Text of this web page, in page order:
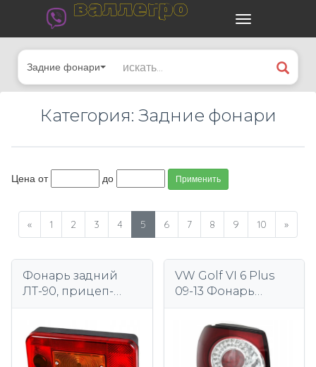
валлегро
Задние фонари
Категория: Задние фонари
Цена от до Применить
« 1 2 3 4 5 6 7 8 9 10 »
Фонарь задний
ЛТ-90, прицеп-
VW Golf VI 6 Plus
09-13 Фонарь
светодиодный
левый, новый